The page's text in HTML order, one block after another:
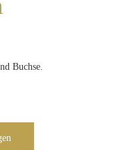
Buchse.